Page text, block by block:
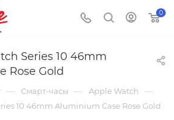
0
Series 10 46mm
Rose Gold
— Смарт-часы — Apple Watch —
10 46mm Aluminium Case Rose Gold